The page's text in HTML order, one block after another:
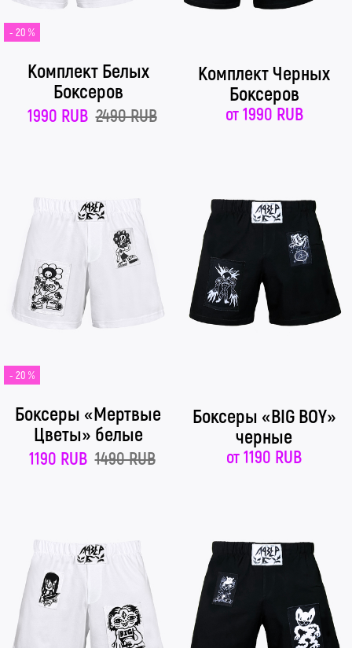
- 20 %
Комплект Белых
Боксеров
1990 RUB 2490 RUB
Комплект Черных
Боксеров
от1990 RUB
- 20 %
Боксеры «Мертвые
Цветы» белые
1190 RUB 1490 RUB
Боксеры «BIG BOY»
черные
от1190 RUB